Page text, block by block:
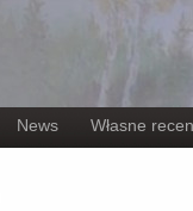
News Własne